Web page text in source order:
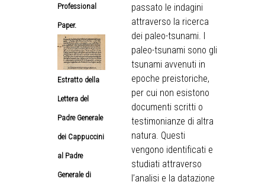
Professional
Paper.
Estratto della
Lettera del
Padre Generale
dei Cappuccini
al Padre
Generale di
passato le indagini
attraverso la ricerca
dei paleo-tsunami. I
paleo-tsunami sono gli
tsunami avvenuti in
epoche preistoriche,
per cui non esistono
documenti scritti o
testimonianze di altra
natura. Questi
vengono identificati e
studiati attraverso
l’analisi e la datazione